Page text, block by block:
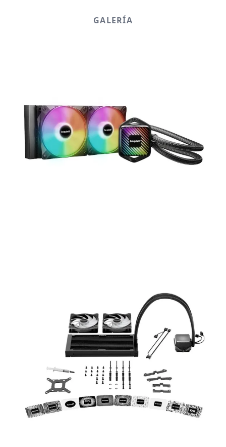
GALERÍA